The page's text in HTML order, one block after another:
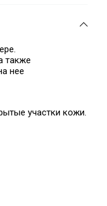
также
нее
участки кожи.